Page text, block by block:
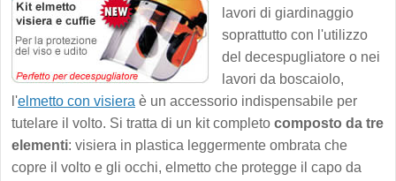
lavori di giardinaggio
soprattutto con l'utilizzo
del decespugliatore o nei
lavori da boscaiolo,
l'elmetto con visiera è un accessorio indispensabile per
tutelare il volto. Si tratta di un kit completo composto da tre
elementi: visiera in plastica leggermente ombrata che
copre il volto e gli occhi, elmetto che protegge il capo da